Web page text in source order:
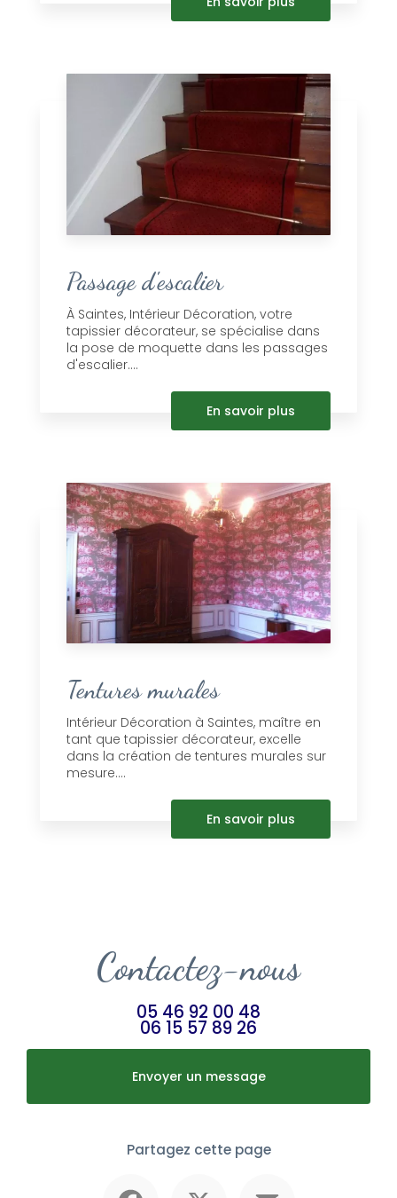
Passage d'escalier
À Saintes, Intérieur Décoration, votre
tapissier décorateur, se spécialise dans
la pose de moquette dans les passages
d'escalier....
En savoir plus
Tentures murales
Intérieur Décoration à Saintes, maître en
tant que tapissier décorateur, excelle
dans la création de tentures murales sur
mesure....
En savoir plus
Contactez-nous
05 46 92 00 48
06 15 57 89 26
Envoyer un message
Partagez cette page